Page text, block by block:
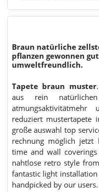
Braun natürliche
pflanzen gewonnen
umweltfreundlich.
Tapete braun muster
aus rein
reduziert
große auswahl top
rechnung möglich jetzt
time and wall
nahtlose retro style
fantastic light
handpicked by our users.